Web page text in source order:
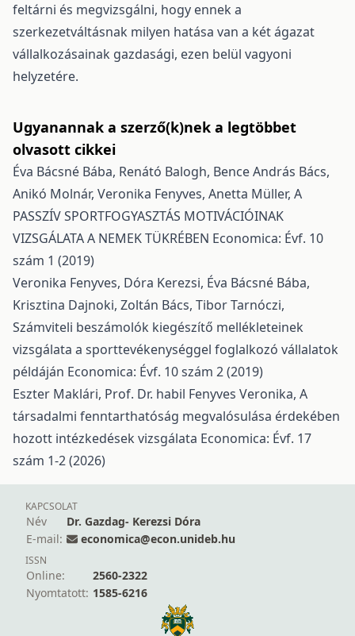
feltárni és megvizsgálni, hogy ennek a
szerkezetváltásnak milyen hatása van a két ágazat
vállalkozásainak gazdasági, ezen belül vagyoni
helyzetére.
Ugyanannak a szerző(k)nek a legtöbbet
olvasott cikkei
Éva Bácsné Bába, Renátó Balogh, Bence András Bács,
Anikó Molnár, Veronika Fenyves, Anetta Müller, A
PASSZÍV SPORTFOGYASZTÁS MOTIVÁCIÓINAK
VIZSGÁLATA A NEMEK TÜKRÉBEN Economica: Évf. 10
szám 1 (2019)
Veronika Fenyves, Dóra Kerezsi, Éva Bácsné Bába,
Krisztina Dajnoki, Zoltán Bács, Tibor Tarnóczi,
Számviteli beszámolók kiegészítő mellékleteinek
vizsgálata a sporttevékenységgel foglalkozó vállalatok
példáján Economica: Évf. 10 szám 2 (2019)
Eszter Maklári, Prof. Dr. habil Fenyves Veronika, A
társadalmi fenntarthatóság megvalósulása érdekében
hozott intézkedések vizsgálata Economica: Évf. 17
szám 1-2 (2026)
KAPCSOLAT
Név
Dr. Gazdag- Kerezsi Dóra
E-mail:
economica@econ.unideb.hu
ISSN
Online:
2560-2322
Nyomtatott: 1585-6216